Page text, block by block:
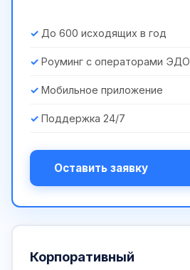
До 600 исходящих в год
Роуминг с операторами ЭДО
Мобильное приложение
Поддержка 24/7
Оставить заявку
Корпоративный